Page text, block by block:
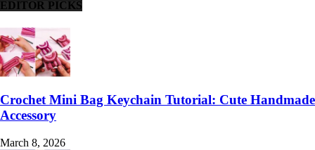
EDITOR PICKS
Crochet Mini Bag Keychain Tutorial: Cute Handmade
Accessory
March 8, 2026